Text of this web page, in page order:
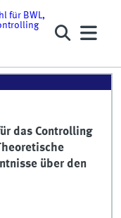
das Controlling
über den